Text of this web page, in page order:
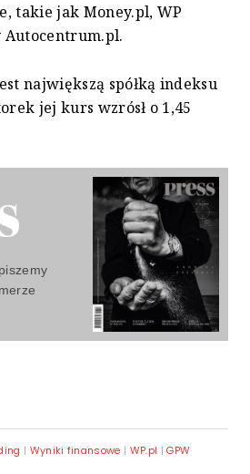
takie jak Money.pl, WP
Autocentrum.pl.
największą spółką indeksu
jej kurs wzrósł o 1,45
| Wyniki finansowe | WP.pl |GPW